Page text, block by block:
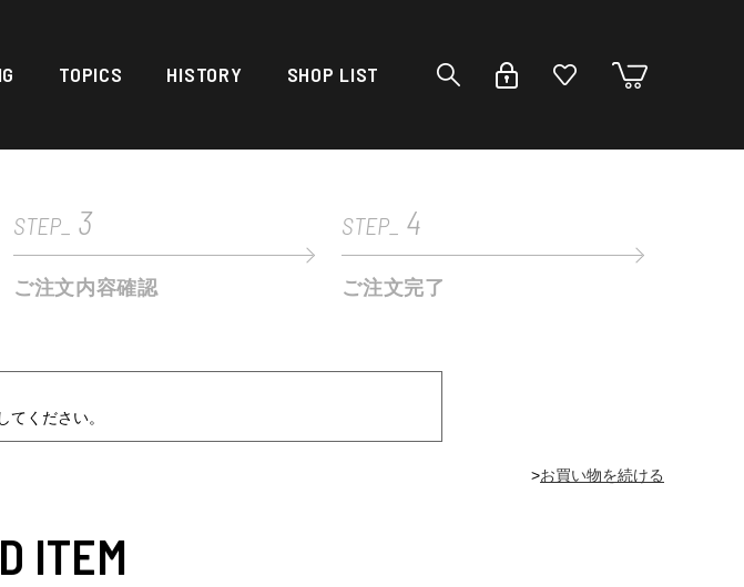
TOPICS HISTORY SHOP LIST
STEP_ 3
ご注文内容確認
STEP_ 4
ご注文完了
ください。
>
ITEM